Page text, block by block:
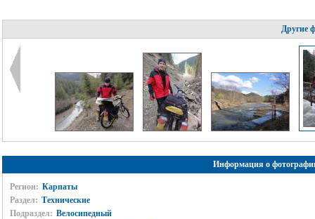
Другие
Информация о
Регион: Карпаты
Раздел: Технические
Подраздел: Велосипедный